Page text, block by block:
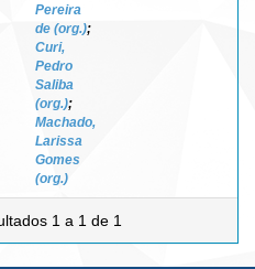
Pereira
de (org.);
Curi,
Pedro
Saliba
(org.);
Machado,
Larissa
Gomes
(org.)
1 a 1 de 1